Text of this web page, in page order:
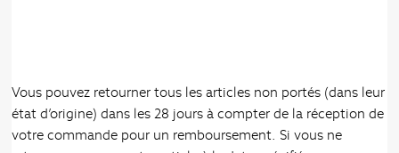
Vous pouvez retourner tous les articles non portés (dans leur
état d’origine) dans les 28 jours à compter de la réception de
votre commande pour un remboursement. Si vous ne